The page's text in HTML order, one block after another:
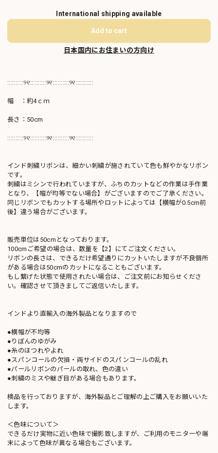
International shipping available
Add to cart
日本国内にお住まいの方向け
::::::::::୨୧::::::::::୨୧::::::::::୨୧:::::::::::
幅 ：約4ｃｍ
長さ：50cm
::::::::::୨୧::::::::::୨୧::::::::::୨୧:::::::::::
インド刺繍リボンは、細かい刺繍が施されていて色も鮮やかなリボン
です。
刺繍はミシンで行われていますが、ふちのカットなどの作業は手作業
となり、【幅が均等でない場合】がございますのでご了承ください。
同じリボンでもカットする場所やロットによっては【横幅が0.5cm前
後】違う場合がございます。
販売単位は50cmとなっております。
100cmご希望の場合は、数量を【2】にてご注文ください。
リボンの長さは、できるだけ希望通りにカットいたしますが不良個所
がある場合は50cmのカットになることもございます。
もし繋げた状態で使用されたい場合は、ご注文前にお知らせくださ
い。確認させて頂きましてご返信いたします。
インドより直輸入の海外製品となりますので
●横幅が不均等
●りぼんのゆがみ
●糸のほつれやよれ
●スパンコールの欠損・両サイドのスパンコールの乱れ
●パールリボンのパールの取れ、色の違い
●刺繍のミスや継ぎ目がある場合もあります。
検品を行っておりますが、海外製品とご理解の上ご購入をお願いいた
します。
＜色味について＞
できるだけ実物に近い色味で撮影致しますが、ご利用のモニターや端
末によって色味が異なる場合もございます。